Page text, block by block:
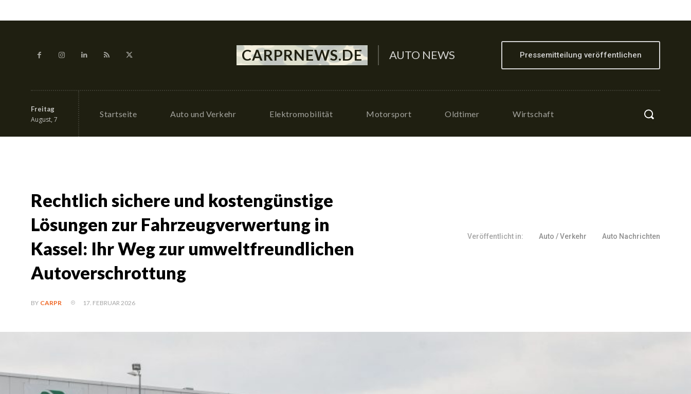
CARPRNEWS.DE AUTO NEWS Pressemitteilung veröffentlichen
Freitag
August, 7
Startseite Auto und Verkehr Elektromobilität Motorsport Oldtimer Wirtschaft
Rechtlich sichere und kostengünstige
Lösungen zur Fahrzeugverwertung in
Kassel: Ihr Weg zur umweltfreundlichen
Autoverschrottung
Veröffentlicht in: Auto / Verkehr Auto Nachrichten
BY CARPR 17. FEBRUAR 2026